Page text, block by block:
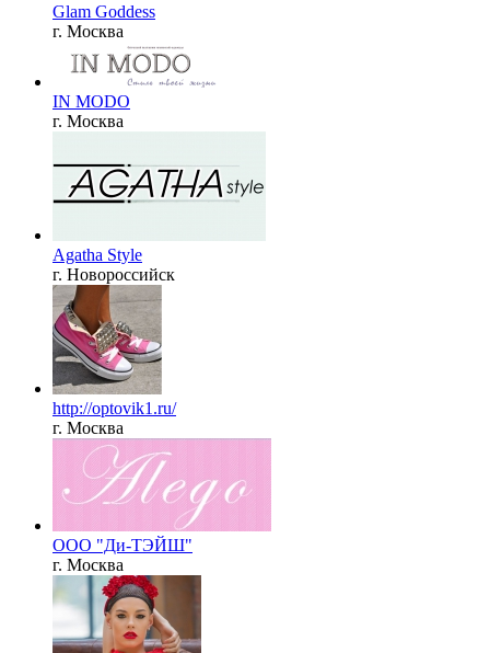
Glam Goddess
г. Москва
IN MODO
г. Москва
Agatha Style
г. Новороссийск
http://optovik1.ru/
г. Москва
ООО "Ди-ТЭЙШ"
г. Москва